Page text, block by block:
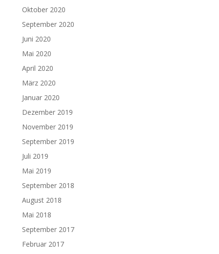
Oktober 2020
September 2020
Juni 2020
Mai 2020
April 2020
März 2020
Januar 2020
Dezember 2019
November 2019
September 2019
Juli 2019
Mai 2019
September 2018
August 2018
Mai 2018
September 2017
Februar 2017